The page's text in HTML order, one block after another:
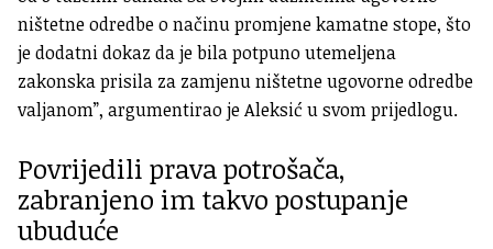
ništetne odredbe o načinu promjene kamatne stope, što
je dodatni dokaz da je bila potpuno utemeljena
zakonska prisila za zamjenu ništetne ugovorne odredbe
valjanom”, argumentirao je Aleksić u svom prijedlogu.
Povrijedili prava potrošača,
zabranjeno im takvo postupanje
ubuduće